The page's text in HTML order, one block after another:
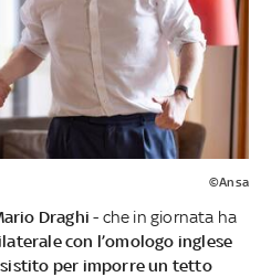
©Ansa
Draghi - che in giornata ha
con l’omologo inglese
per imporre un tetto